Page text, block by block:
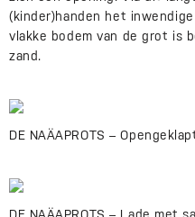
(kinder)handen het
vlakke bodem van de grot is
zand.
DE NAÄAPROTS –